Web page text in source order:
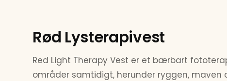
Rød Lysterapivest
Red Light Therapy Vest er et bærbart
områder samtidigt, herunder ryggen,